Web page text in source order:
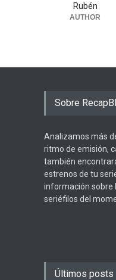
Rubén
AUTHOR
Sobre
Analizamos más
ritmo de emisión,
también
estrenos de tu
información sobre
seriéfilos del
Últimos posts